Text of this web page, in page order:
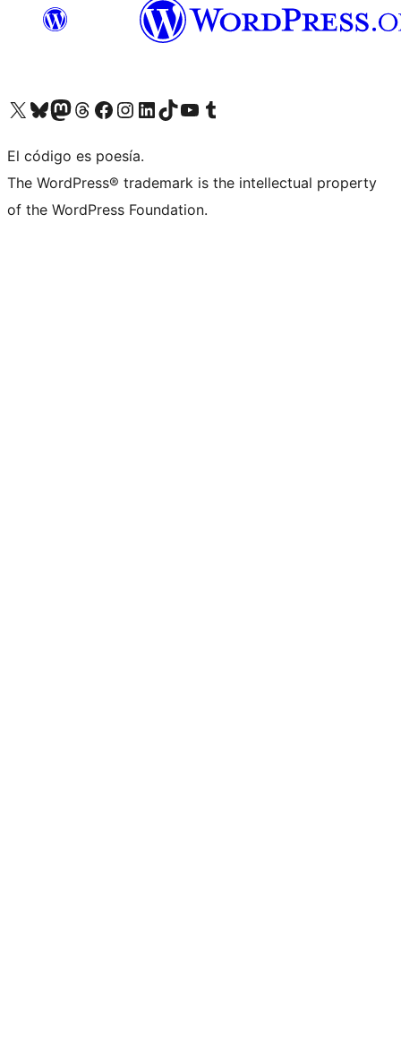
Visit our X (formerly Twitter) account
Visit our Bluesky account
Visit our Mastodon account
Visit our Threads account
Visit our Facebook page
Visit our Instagram account
Visit our LinkedIn account
Visit our TikTok account
Visit our YouTube channel
Visit our Tumblr account
El código es poesía.
The WordPress® trademark is the intellectual property
of the WordPress Foundation.